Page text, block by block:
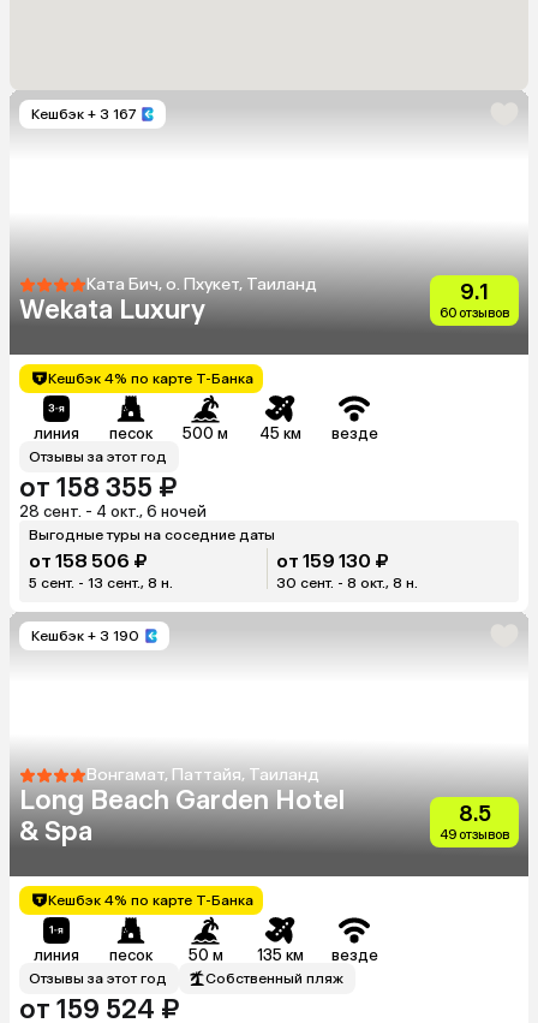
Кешбэк + 3 167
Ката Бич, о. Пхукет, Таиланд
Wekata Luxury
9.1
60 отзывов
Кешбэк 4% по карте Т-Банка
линия песок 500 м 45 км везде
Отзывы за этот год
от 158 355 ₽
28 сент. - 4 окт., 6 ночей
Выгодные туры на соседние даты
от 158 506 ₽
5 сент. - 13 сент., 8 н.
от 159 130 ₽
30 сент. - 8 окт., 8 н.
Кешбэк + 3 190
Вонгамат, Паттайя, Таиланд
Long Beach Garden Hotel
& Spa
8.5
49 отзывов
Кешбэк 4% по карте Т-Банка
линия песок 50 м 135 км везде
Отзывы за этот год Собственный пляж
от 159 524 ₽